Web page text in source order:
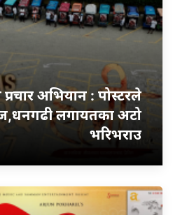
अभियान : पोस्टरले
लगायतका अटो
भरिभराउ